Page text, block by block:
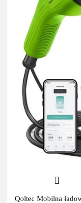
Qoltec Mobilna